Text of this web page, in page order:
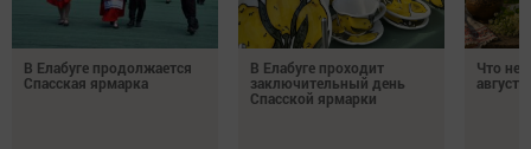
В Елабуге продолжается
Спасская ярмарка
В Елабуге проходит
заключительный день
Спасской ярмарки
Что